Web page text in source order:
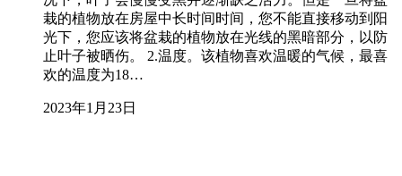
栽的植物放在房屋中长时间时间，您不能直接移动到阳
光下，您应该将盆栽的植物放在光线的黑暗部分，以防
止叶子被晒伤。 2.温度。该植物喜欢温暖的气候，最喜
欢的温度为18…
2023年1月23日